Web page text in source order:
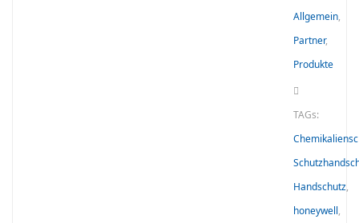
Allgemein,
Partner,
Produkte
TAGs:
Handschutz,
honeywell,